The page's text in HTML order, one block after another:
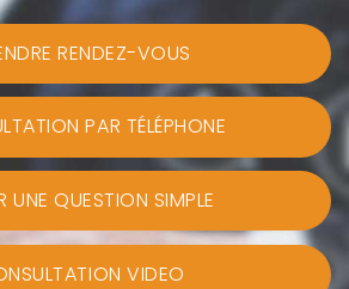
RENDEZ-VOUS
PAR TÉLÉPHONE
UNE QUESTION SIMPLE
VIDEO